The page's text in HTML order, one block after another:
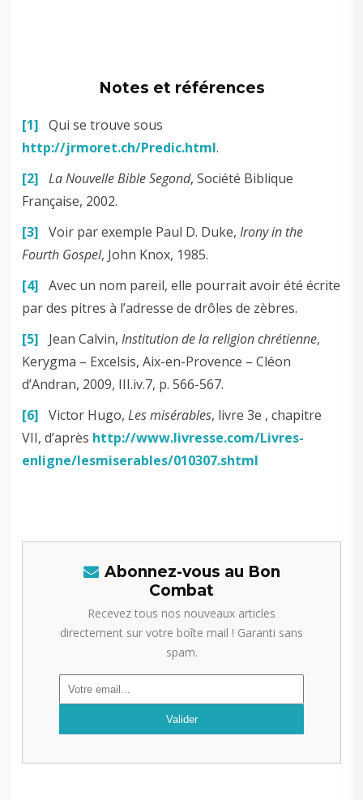
Notes et références
[1] Qui se trouve sous
http://jrmoret.ch/Predic.html.
[2]
La Nouvelle Bible Segond, Société Biblique
Française, 2002.
[3] Voir par exemple Paul D. Duke,Irony in the
Fourth Gospel, John Knox, 1985.
[4] Avec un nom pareil, elle pourrait avoir été écrite
par des pitres à l’adresse de drôles de zèbres.
[5] Jean Calvin,Institution de la religion chrétienne,
Kerygma – Excelsis, Aix-en-Provence – Cléon
d’Andran, 2009, III.iv.7, p. 566-567.
[6] Victor Hugo,Les misérables, livre 3e , chapitre
VII, d’après http://www.livresse.com/Livres-
enligne/lesmiserables/010307.shtml
Abonnez-vous au Bon
Combat
Recevez tous nos nouveaux articles
directement sur votre boîte mail ! Garanti sans
spam.